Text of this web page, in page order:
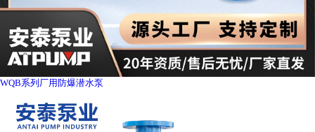
WQB系列厂用防爆潜水泵